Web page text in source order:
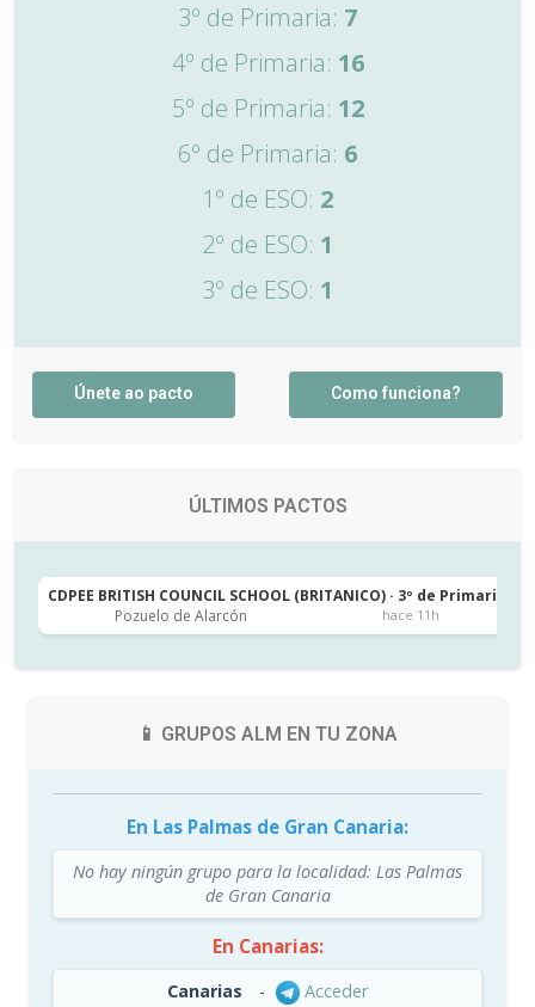
3º de Primaria: 7
4º de Primaria: 16
5º de Primaria: 12
6º de Primaria: 6
1º de ESO: 2
2º de ESO: 1
3º de ESO: 1
Únete ao pacto Como funciona?
ÚLTIMOS PACTOS
CDPEE BRITISH COUNCIL SCHOOL (BRITANICO) · 3º de Primaria
Pozuelo de Alarcón
hace 11h
📱 GRUPOS ALM EN TU ZONA
En Las Palmas de Gran Canaria:
No hay ningún grupo para la localidad: Las Palmas
de Gran Canaria
En Canarias:
Canarias - Acceder